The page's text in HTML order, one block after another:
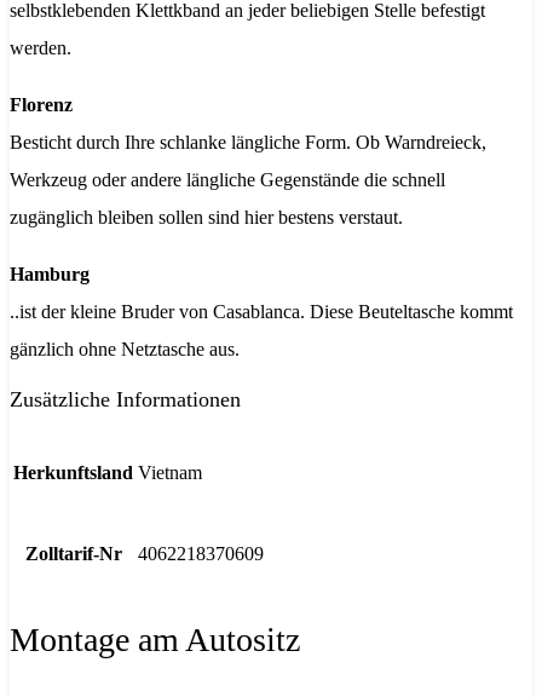
selbstklebenden Klettkband an jeder beliebigen Stelle befestigt
werden.
Florenz
Besticht durch Ihre schlanke längliche Form. Ob Warndreieck,
Werkzeug oder andere längliche Gegenstände die schnell
zugänglich bleiben sollen sind hier bestens verstaut.
Hamburg
..ist der kleine Bruder von Casablanca. Diese Beuteltasche kommt
gänzlich ohne Netztasche aus.
Zusätzliche Informationen
Herkunftsland Vietnam
Zolltarif-Nr 4062218370609
Montage am Autositz